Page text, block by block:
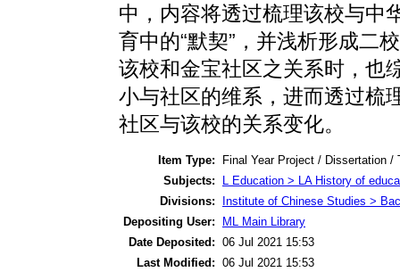
中，内容将透过梳理该校与中
育中的“默契”，并浅析形成二
该校和金宝社区之关系时，也
小与社区的维系，进而透过梳
社区与该校的关系变化。
Item Type:
Final Year Project / Dissertation /
Subjects:
L Education > LA History of
Divisions:
Institute of Chinese Studies >
Depositing User:
ML Main Library
Date Deposited: 06 Jul 2021 15:53
Last Modified: 06 Jul 2021 15:53